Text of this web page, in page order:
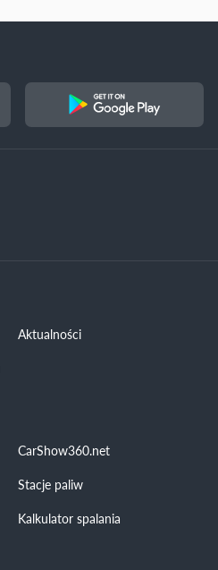
Aktualności
CarShow360.net
Stacje paliw
Kalkulator spalania